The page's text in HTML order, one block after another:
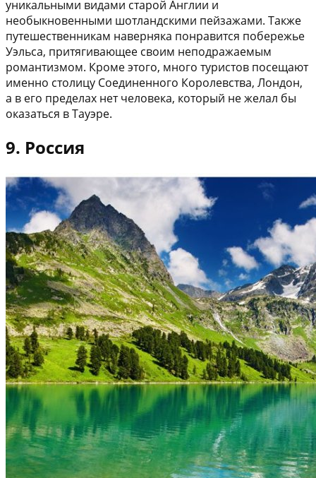
уникальными видами старой Англии и
необыкновенными шотландскими пейзажами. Также
путешественникам наверняка понравится побережье
Уэльса, притягивающее своим неподражаемым
романтизмом. Кроме этого, много туристов посещают
именно столицу Соединенного Королевства, Лондон,
а в его пределах нет человека, который не желал бы
оказаться в Тауэре.
9. Россия